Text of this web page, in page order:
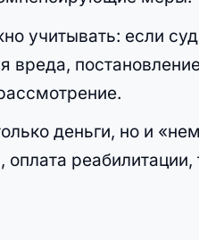
учитывать: если
вреда,
деньги, но и
реабилитации,